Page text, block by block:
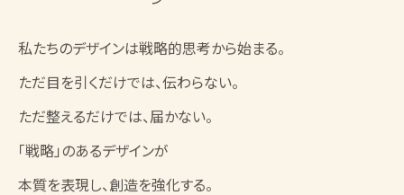
私たちのデザインは戦略的思考から始まる。
ただ目を引くだけでは、伝わらない。
ただ整えるだけでは、届かない。
「戦略」のあるデザインが
本質を表現し、創造を強化する。